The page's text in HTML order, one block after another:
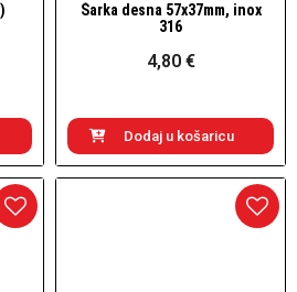
Brzi pogled
Šarka desna 57x37mm, inox
316
4,80 €
Dodaj u košaricu